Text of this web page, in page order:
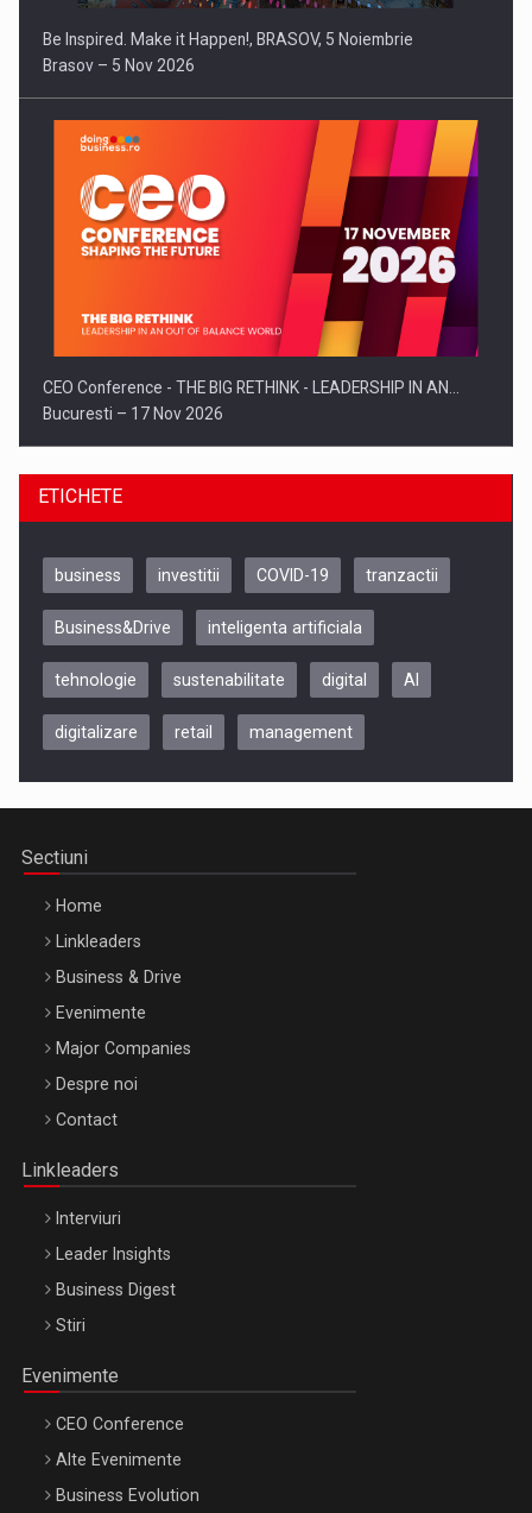
Be Inspired. Make it Happen!, BRASOV, 5 Noiembrie
Brasov – 5 Nov 2026
CEO Conference - THE BIG RETHINK - LEADERSHIP IN AN…
Bucuresti – 17 Nov 2026
Be Inspired. Make it Happen!, CLUJ, 9 Decembrie
Be Inspired. Make it Happen!, ARTEMIS LETO, ORADEA, 8
Octombrie
ETICHETE
business investitii COVID-19 tranzactii
Business&Drive inteligenta artificiala
tehnologie sustenabilitate digital AI
digitalizare retail management
Sectiuni
Home
Linkleaders
Business & Drive
Evenimente
Major Companies
Despre noi
Contact
Linkleaders
Interviuri
Leader Insights
Business Digest
Stiri
Evenimente
CEO Conference
Alte Evenimente
Business Evolution